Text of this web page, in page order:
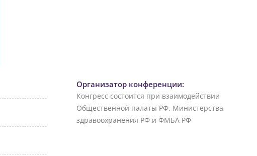
Организатор конференции:
Конгресс состоится при взаимодействии
Общественной палаты РФ, Министерства
здравоохранения РФ и ФМБА РФ